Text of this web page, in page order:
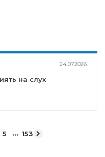
24.07.2026
на слух
5 ... 153